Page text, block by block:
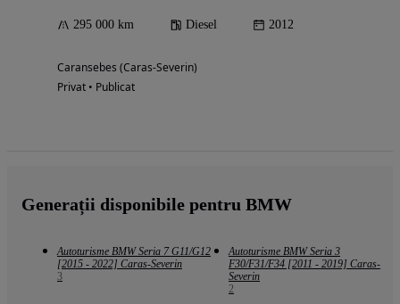
295 000 km Diesel 2012
Caransebes (Caras-Severin)
Privat • Publicat
Generații disponibile pentru BMW
Autoturisme BMW Seria 7 G11/G12
[2015 - 2022] Caras-Severin
3
Autoturisme BMW Seria 3
F30/F31/F34 [2011 - 2019] Caras-
Severin
2